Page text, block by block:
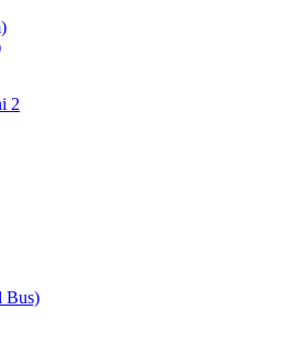
2
Bus)